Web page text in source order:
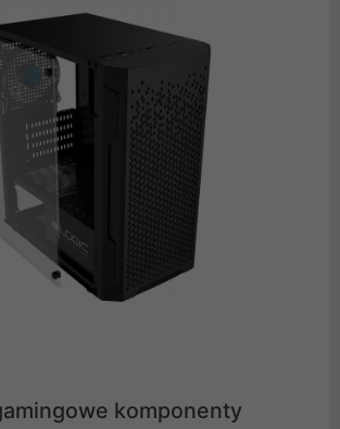
komponenty